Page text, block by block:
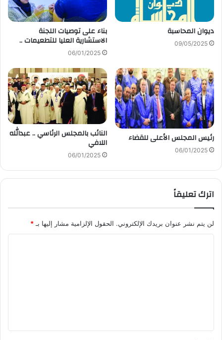
ديوان المحاسبة
09/05/2025
بناء على توصيات اللجنة
الاستشارية العليا للتطعيمات ..
06/01/2025
رئيس المجلس الأعلى للقضاء
06/01/2025
النائب بالمجلس الرئاسي .. عبدالله
اللافي
06/01/2025
اترك تعليقاً
لن يتم نشر عنوان بريدك الإلكتروني. الحقول الإلزامية مشار إليها بـ *
ق